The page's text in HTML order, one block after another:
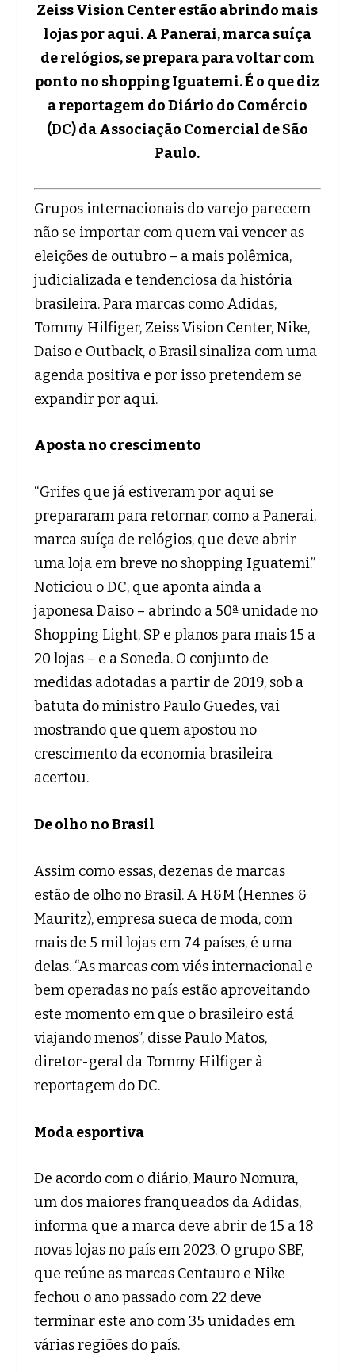
Zeiss Vision Center estão abrindo mais
lojas por aqui. A Panerai, marca suíça
de relógios, se prepara para voltar com
ponto no shopping Iguatemi. É o que diz
a reportagem do Diário do Comércio
(DC) da Associação Comercial de São
Paulo.
Grupos internacionais do varejo parecem
não se importar com quem vai vencer as
eleições de outubro – a mais polêmica,
judicializada e tendenciosa da história
brasileira. Para marcas como Adidas,
Tommy Hilfiger, Zeiss Vision Center, Nike,
Daiso e Outback, o Brasil sinaliza com uma
agenda positiva e por isso pretendem se
expandir por aqui.
Aposta no crescimento
“Grifes que já estiveram por aqui se
prepararam para retornar, como a Panerai,
marca suíça de relógios, que deve abrir
uma loja em breve no shopping Iguatemi.”
Noticiou o DC, que aponta ainda a
japonesa Daiso – abrindo a 50ª unidade no
Shopping Light, SP e planos para mais 15 a
20 lojas – e a Soneda. O conjunto de
medidas adotadas a partir de 2019, sob a
batuta do ministro Paulo Guedes, vai
mostrando que quem apostou no
crescimento da economia brasileira
acertou.
De olho no Brasil
Assim como essas, dezenas de marcas
estão de olho no Brasil. A H&M (Hennes &
Mauritz), empresa sueca de moda, com
mais de 5 mil lojas em 74 países, é uma
delas. “As marcas com viés internacional e
bem operadas no país estão aproveitando
este momento em que o brasileiro está
viajando menos”, disse Paulo Matos,
diretor-geral da Tommy Hilfiger à
reportagem do DC.
Moda esportiva
De acordo com o diário, Mauro Nomura,
um dos maiores franqueados da Adidas,
informa que a marca deve abrir de 15 a 18
novas lojas no país em 2023. O grupo SBF,
que reúne as marcas Centauro e Nike
fechou o ano passado com 22 deve
terminar este ano com 35 unidades em
várias regiões do país.